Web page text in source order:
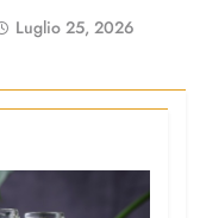
Luglio 25, 2026